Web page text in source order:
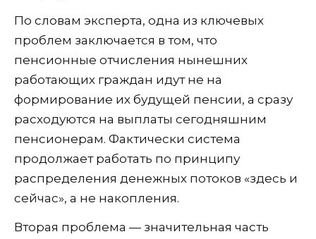
По словам эксперта, одна из ключевых
проблем заключается в том, что
пенсионные отчисления нынешних
работающих граждан идут не на
формирование их будущей пенсии, а сразу
расходуются на выплаты сегодняшним
пенсионерам. Фактически система
продолжает работать по принципу
распределения денежных потоков «здесь и
сейчас», а не накопления.
Вторая проблема — значительная часть